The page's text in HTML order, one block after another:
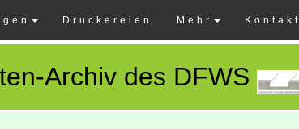
Druckereien Mehr Kontakt
Archiv des DFWS